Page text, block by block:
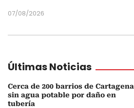
07/08/2026
Últimas Noticias
Cerca de 200 barrios de Cartagena
sin agua potable por daño en
tubería